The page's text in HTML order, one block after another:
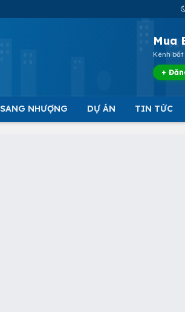
Mua
Kênh
+
SANG NHƯỢNG DỰ ÁN TIN TỨC